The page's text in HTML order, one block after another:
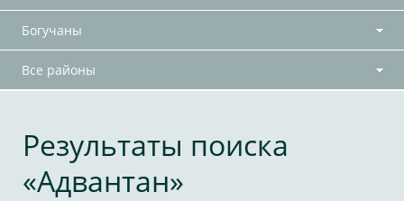
Богучаны
Все районы
Результаты поиска
«Адвантан»